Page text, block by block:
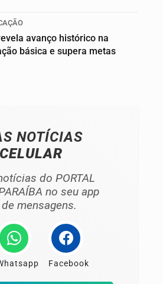
avanço histórico na
básica e supera metas
NOTÍCIAS
do PORTAL
no seu app
mensagens.
Facebook